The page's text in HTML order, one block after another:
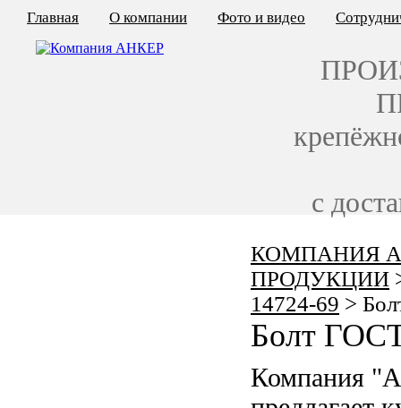
КОМПАНИЯ
ПРОДУКЦИИ
14724-69 >
Болт
Компания
Главная О компании Фото и видео
с